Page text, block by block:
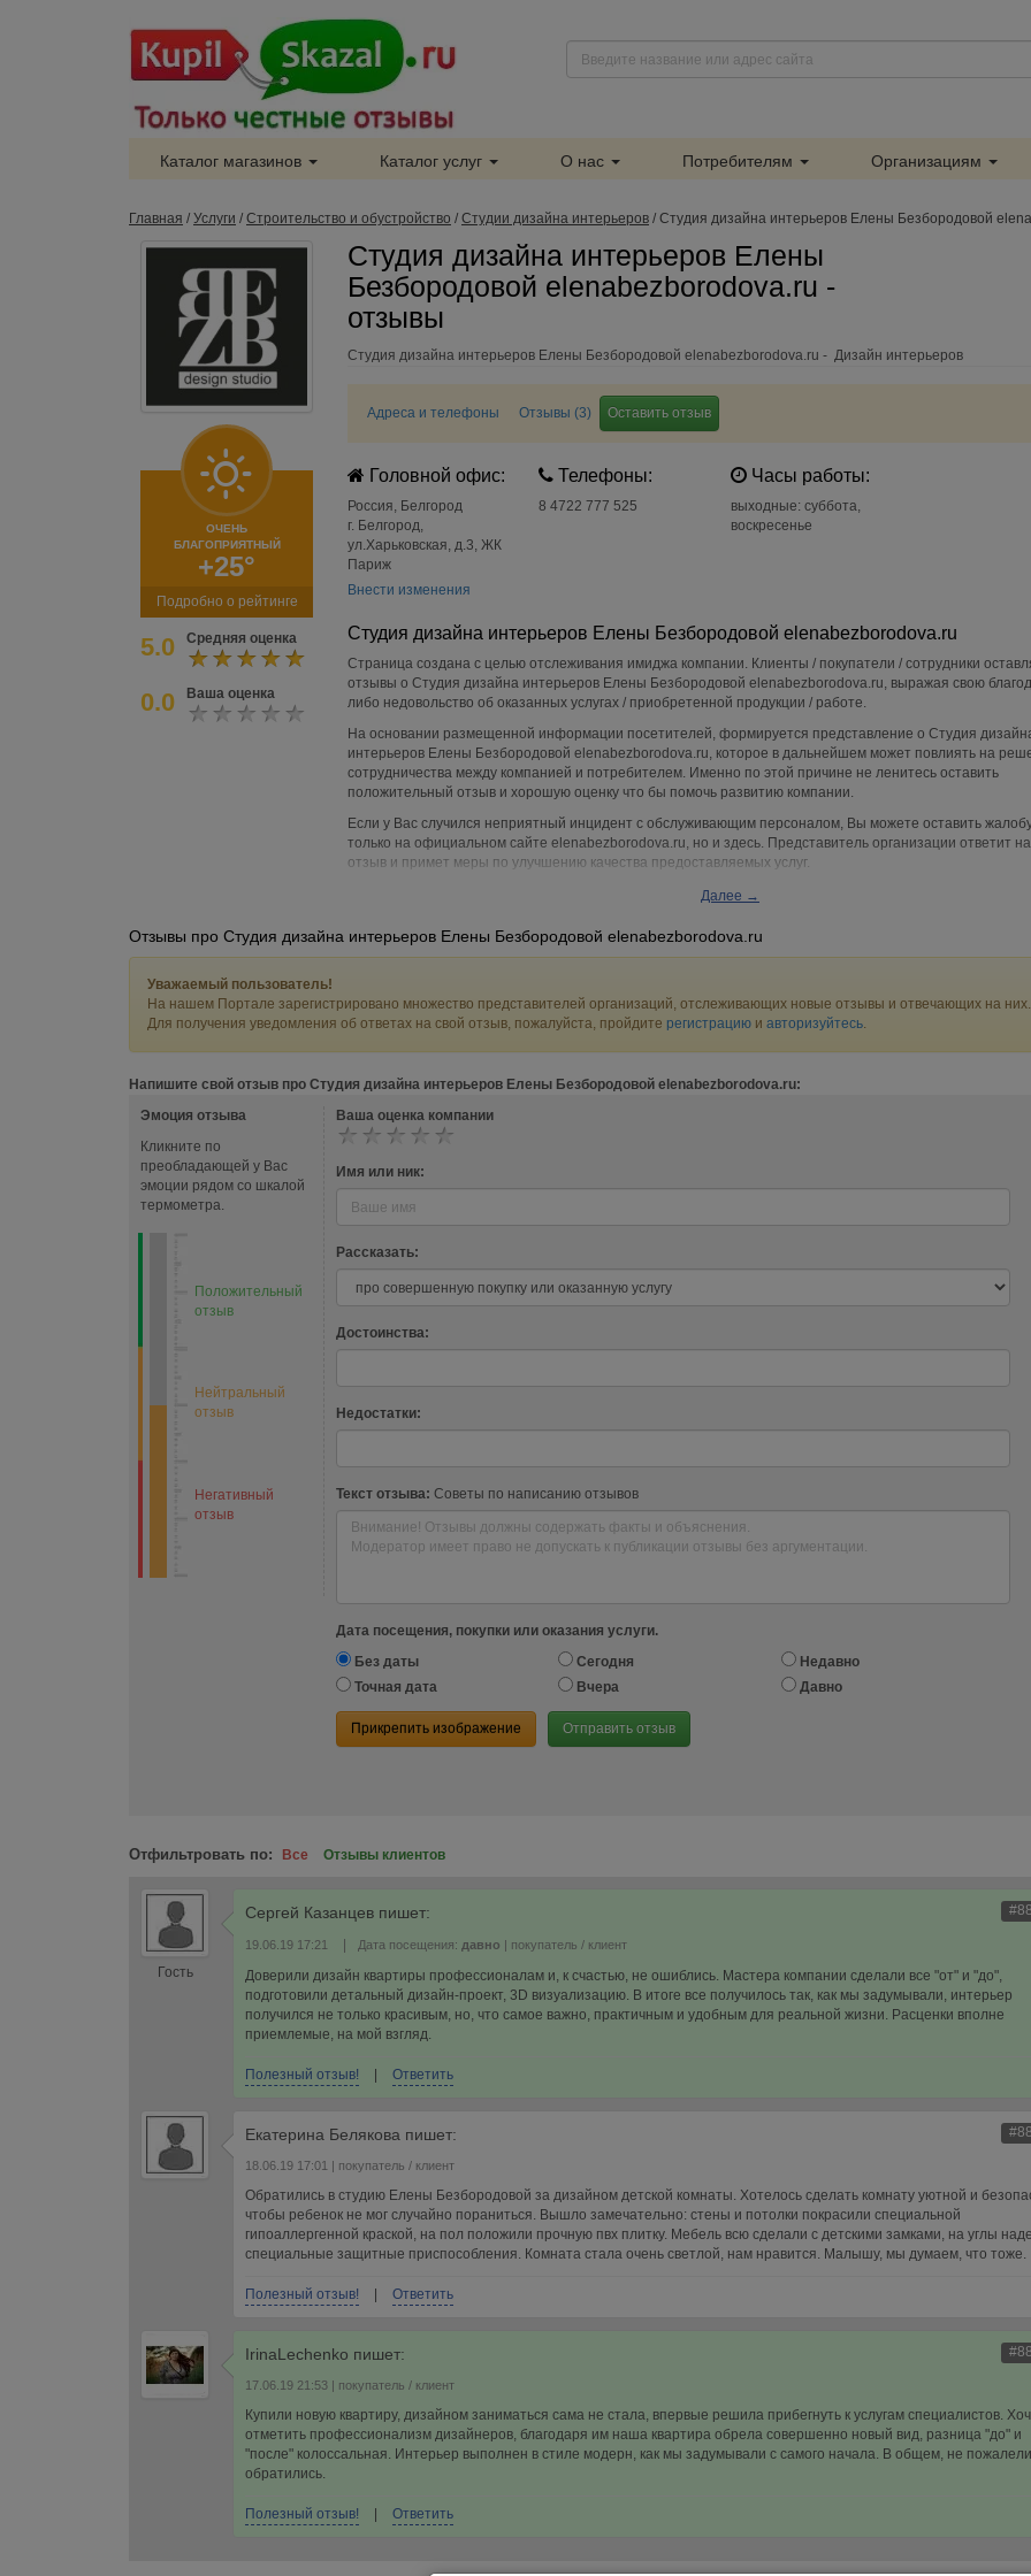
Каталог магазинов Каталог услуг О нас Потребителям Организациям
Главная / Услуги / Строительство и обустройство / Студии дизайна интерьеров / Студия дизайна интерьеров Елены Безбородовой
ОЧЕНЬ
БЛАГОПРИЯТНЫЙ
+25°
Подробно о рейтинге
5.0 Средняя оценка
0.0 Ваша оценка
Студия дизайна интерьеров Елены
Безбородовой elenabezborodova.ru -
отзывы
Студия дизайна интерьеров Елены Безбородовой elenabezborodova.ru - Дизайн интерьеров
Адреса и телефоны Отзывы (3) Оставить отзыв
Головной офис:
Россия, Белгород
г. Белгород,
ул.Харьковская, д.3, ЖК
Париж
Внести изменения
Телефоны:
8 4722 777 525
Часы работы:
выходные: суббота,
воскресенье
Студия дизайна интерьеров Елены Безбородовой elenabezborodova.ru
Страница создана с целью отслеживания имиджа компании. Клиенты / покупатели / сотрудники
отзывы о Студия дизайна интерьеров Елены Безбородовой elenabezborodova.ru, выражая свою
либо недовольство об оказанных услугах / приобретенной продукции / работе.
На основании размещенной информации посетителей, формируется представление о Студия
интерьеров Елены Безбородовой elenabezborodova.ru, которое в дальнейшем может повлиять на
сотрудничества между компанией и потребителем. Именно по этой причине не ленитесь оставить
положительный отзыв и хорошую оценку что бы помочь развитию компании.
Если у Вас случился неприятный инцидент с обслуживающим персоналом, Вы можете оставить
только на официальном сайте elenabezborodova.ru, но и здесь. Представитель организации ответит
отзыв и примет меры по улучшению качества предоставляемых услуг.
Студия дизайна интерьеров Елены Безбородовой elenabezborodova.ru находится по адресу Белгород
заведения с будущими посетителями.
Далее →
Отзывы про Студия дизайна интерьеров Елены Безбородовой elenabezborodova.ru
Уважаемый пользователь!
На нашем Портале зарегистрировано множество представителей организаций, отслеживающих новые отзывы и отвечающих на них.
Для получения уведомления об ответах на свой отзыв, пожалуйста, пройдите регистрацию и авторизуйтесь.
Напишите свой отзыв про Студия дизайна интерьеров Елены Безбородовой elenabezborodova.ru:
Эмоция отзыва
Кликните по
преобладающей у Вас
эмоции рядом со шкалой
термометра.
Положительный
отзыв
Нейтральный
отзыв
Негативный
отзыв
Ваша оценка компании
Имя или ник:
Рассказать:
Достоинства:
Недостатки:
Текст отзыва: Советы по написанию отзывов
Дата посещения, покупки или оказания услуги.
Без даты
Сегодня
Недавно
Точная дата
Вчера Давно
Прикрепить изображение Отправить отзыв
Отфильтровать по: Все Отзывы клиентов
Гость
Сергей Казанцев пишет:
19.06.19 17:21 Дата посещения: давно | покупатель / клиент
Доверили дизайн квартиры профессионалам и, к счастью, не ошиблись. Мастера компании сделали все "от" и "до",
подготовили детальный дизайн-проект, 3D визуализацию. В итоге все получилось так, как мы задумывали, интерьер
получился не только красивым, но, что самое важно, практичным и удобным для реальной жизни. Расценки вполне
приемлемые, на мой взгляд.
Полезный отзыв! Ответить
Екатерина Белякова пишет:
18.06.19 17:01 | покупатель / клиент
Обратились в студию Елены Безбородовой за дизайном детской комнаты. Хотелось сделать комнату уютной и
чтобы ребенок не мог случайно пораниться. Вышло замечательно: стены и потолки покрасили специальной
гипоаллергенной краской, на пол положили прочную пвх плитку. Мебель всю сделали с детскими замками, на углы
специальные защитные приспособления. Комната стала очень светлой, нам нравится. Малышу, мы думаем, что тоже.
Полезный отзыв! Ответить
IrinaLechenko пишет:
17.06.19 21:53 | покупатель / клиент
Купили новую квартиру, дизайном заниматься сама не стала, впервые решила прибегнуть к услугам специалистов.
отметить профессионализм дизайнеров, благодаря им наша квартира обрела совершенно новый вид, разница "до" и
"после" колоссальная. Интерьер выполнен в стиле модерн, как мы задумывали с самого начала. В общем, не
обратились.
Полезный отзыв! Ответить